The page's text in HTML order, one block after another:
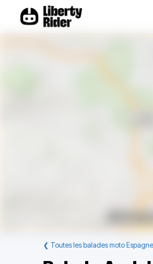
❮ Toutes les balades moto Espagne